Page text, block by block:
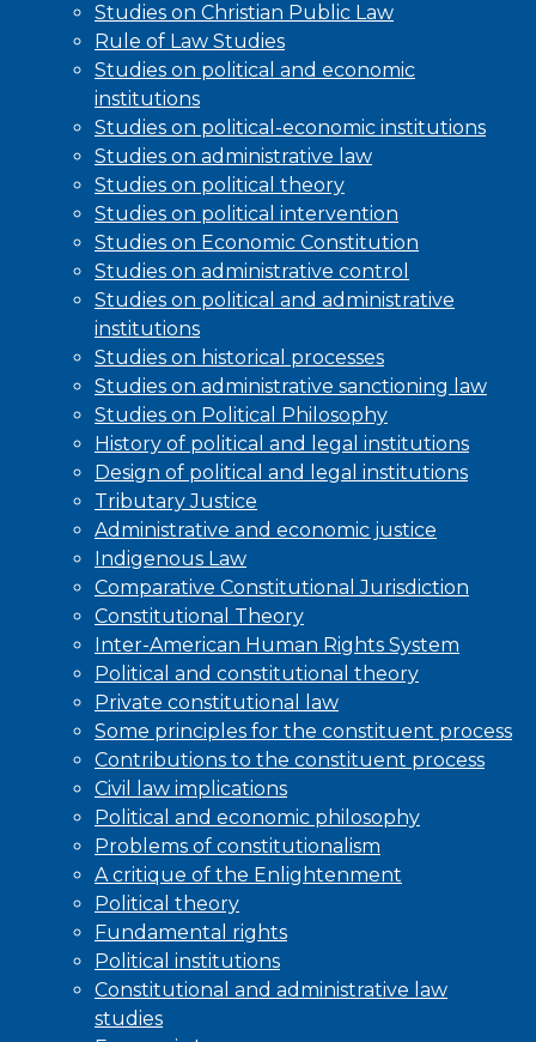
Studies on Christian Public Law
Rule of Law Studies
Studies on political and economic
institutions
Studies on political-economic institutions
Studies on administrative law
Studies on political theory
Studies on political intervention
Studies on Economic Constitution
Studies on administrative control
Studies on political and administrative
institutions
Studies on historical processes
Studies on administrative sanctioning law
Studies on Political Philosophy
History of political and legal institutions
Design of political and legal institutions
Tributary Justice
Administrative and economic justice
Indigenous Law
Comparative Constitutional Jurisdiction
Constitutional Theory
Inter-American Human Rights System
Political and constitutional theory
Private constitutional law
Some principles for the constituent process
Contributions to the constituent process
Civil law implications
Political and economic philosophy
Problems of constitutionalism
A critique of the Enlightenment
Political theory
Fundamental rights
Political institutions
Constitutional and administrative law
studies